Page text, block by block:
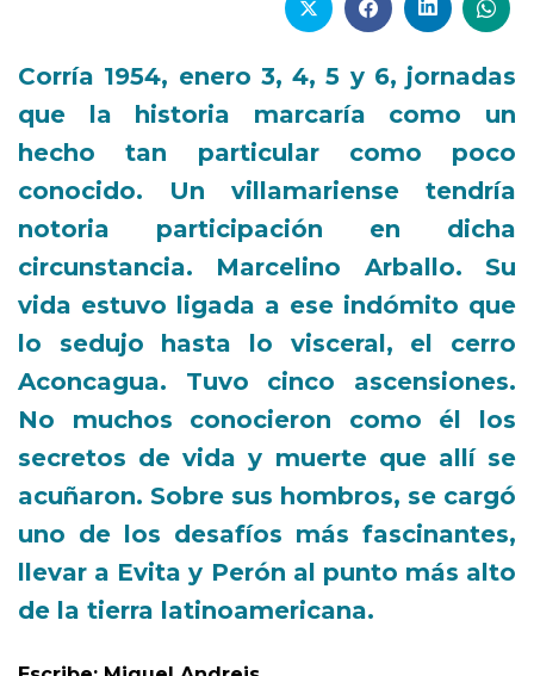
Corría 1954, enero 3, 4, 5 y 6, jornadas
que la historia marcaría como un
hecho tan particular como poco
conocido. Un villamariense tendría
notoria participación en dicha
circunstancia. Marcelino Arballo. Su
vida estuvo ligada a ese indómito que
lo sedujo hasta lo visceral, el cerro
Aconcagua. Tuvo cinco ascensiones.
No muchos conocieron como él los
secretos de vida y muerte que allí se
acuñaron. Sobre sus hombros, se cargó
uno de los desafíos más fascinantes,
llevar a Evita y Perón al punto más alto